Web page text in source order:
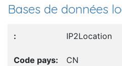
Bases de données
IP2Location
CN